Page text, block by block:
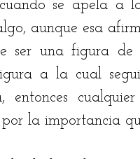
se apela a
aunque esa
ser una figura de
a la cual
entonces
la importancia